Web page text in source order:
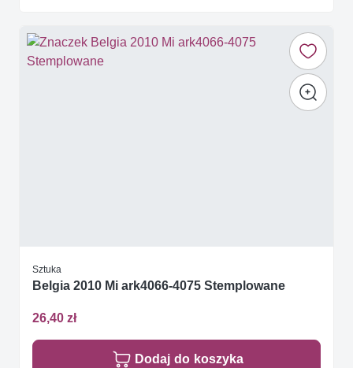
Sztuka
Belgia 2010 Mi ark4066-4075 Stemplowane
26,40 zł
Dodaj do koszyka